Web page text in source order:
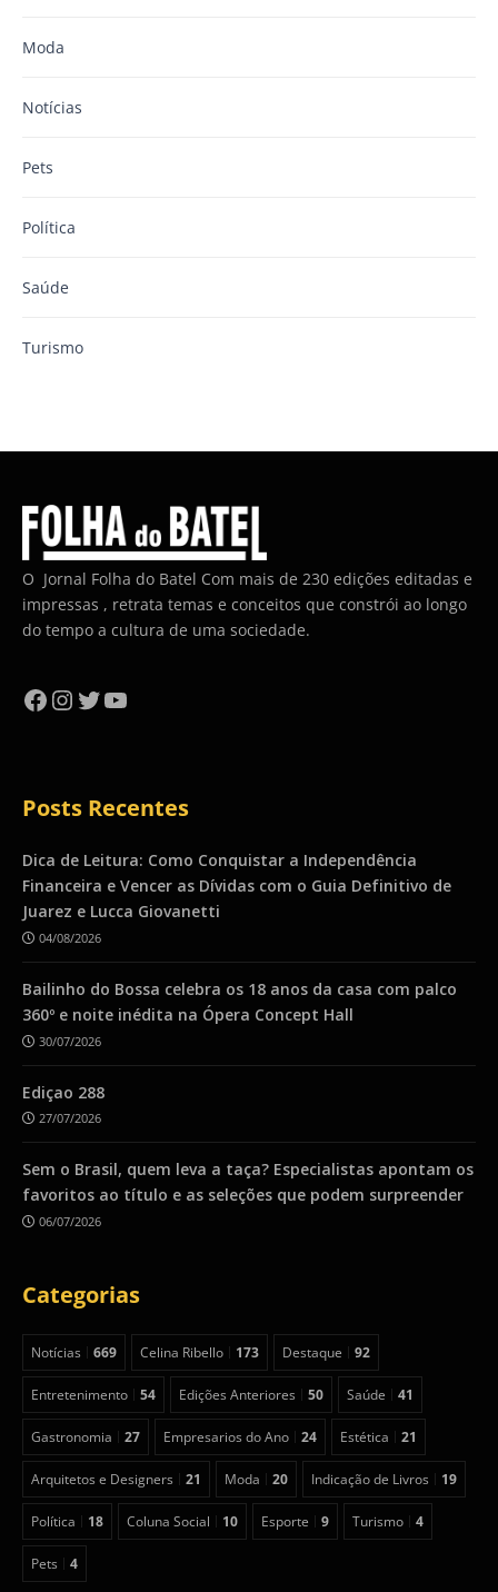
Moda
Notícias
Pets
Política
Saúde
Turismo
O Jornal Folha do Batel Com mais de 230 edições editadas e
impressas , retrata temas e conceitos que constrói ao longo
do tempo a cultura de uma sociedade.
Facebook
Instagram
Twitter
YouTube
Posts Recentes
Dica de Leitura: Como Conquistar a Independência
Financeira e Vencer as Dívidas com o Guia Definitivo de
Juarez e Lucca Giovanetti
04/08/2026
Bailinho do Bossa celebra os 18 anos da casa com palco
360º e noite inédita na Ópera Concept Hall
30/07/2026
Ediçao 288
27/07/2026
Sem o Brasil, quem leva a taça? Especialistas apontam os
favoritos ao título e as seleções que podem surpreender
06/07/2026
Categorias
Notícias 669 Celina Ribello 173 Destaque 92
Entretenimento 54 Edições Anteriores 50 Saúde 41
Gastronomia 27 Empresarios do Ano 24 Estética 21
Arquitetos e Designers 21 Moda 20 Indicação de Livros 19
Política 18 Coluna Social 10 Esporte 9 Turismo 4
Pets 4